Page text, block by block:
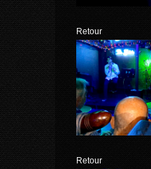
Retour
Retour